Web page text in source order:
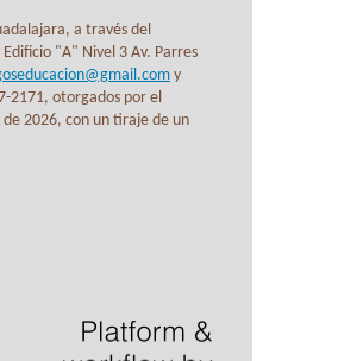
a través del
"A" Nivel 3 Av. Parres
y
2171, otorgados por el
2026, con un tiraje de un